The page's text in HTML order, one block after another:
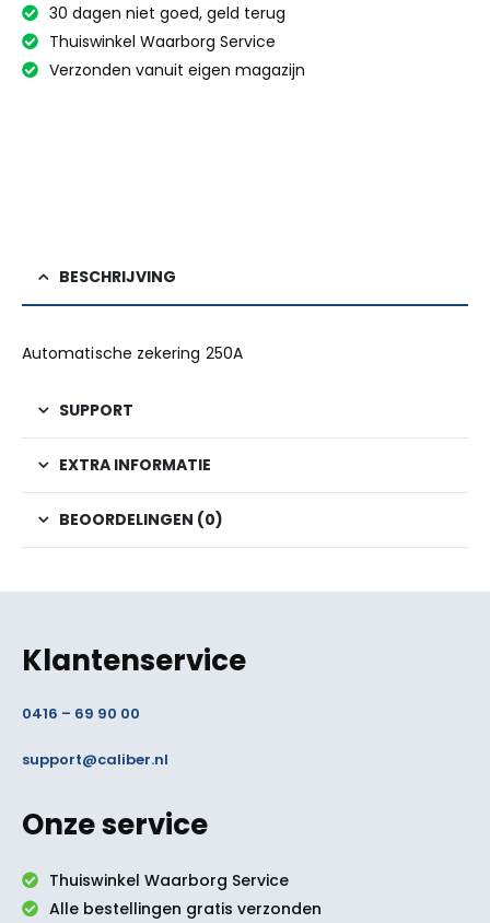
30 dagen niet goed, geld terug
Thuiswinkel Waarborg Service
Verzonden vanuit eigen magazijn
BESCHRIJVING
Automatische zekering 250A
SUPPORT
EXTRA INFORMATIE
BEOORDELINGEN (0)
Klantenservice
0416 – 69 90 00
support@caliber.nl
Onze service
Thuiswinkel Waarborg Service
Alle bestellingen gratis verzonden